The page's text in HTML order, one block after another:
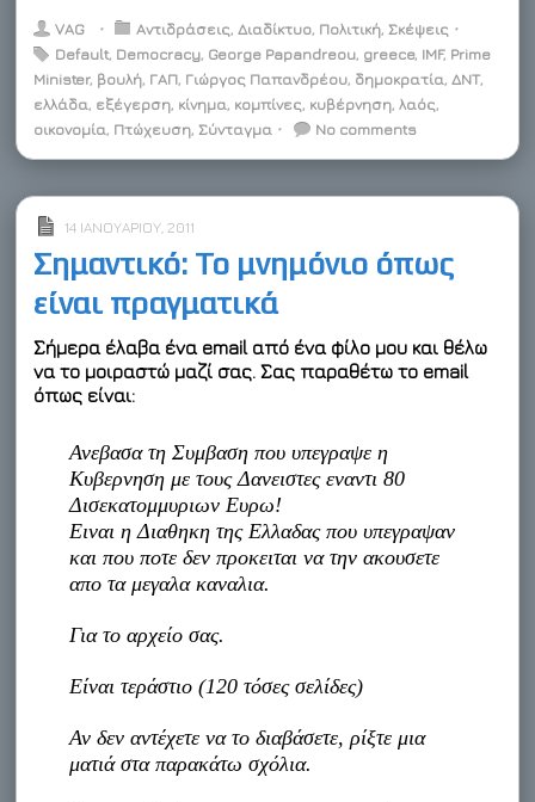
i
t
e
r
b
o
o
k
n
e
d
I
n
n
e
r
e
s
t
i
b
o
a
d
e
n
o
t
e
a
l
VAG ⋅ Αντιδράσεις,Διαδίκτυο, Πολιτική,Σκέψεις ⋅
Default, Democracy, George Papandreou, greece, IMF, Prime
Minister, βουλή, ΓΑΠ, Γιώργος Παπανδρέου, δημοκρατία,ΔΝΤ,
ελλάδα, εξέγερση, κίνημα, κομπίνες, κυβέρνηση,λαός,
οικονομία, Πτώχευση,Σύνταγμα ⋅ No comments
14 ΙΑΝΟΥΑΡΊΟΥ, 2011
Σημαντικό: Το μνημόνιο όπως
είναι πραγματικά
Σήμερα έλαβα ένα email από ένα φίλο μου και θέλω
να το μοιραστώ μαζί σας. Σας παραθέτω το email
όπως είναι:
Ανεβασα τη Συμβαση που υπεγραψε η
Κυβερνηση με τους Δανειστες εναντι 80
Δισεκατομμυριων Ευρω!
Ειναι η Διαθηκη της Ελλαδας που υπεγραψαν
και που ποτε δεν προκειται να την ακουσετε
απο τα μεγαλα καναλια.
Για το αρχείο σας.
Είναι τεράστιο (120 τόσες σελίδες)
Αν δεν αντέχετε να το διαβάσετε, ρίξτε μια
ματιά στα παρακάτω σχόλια.